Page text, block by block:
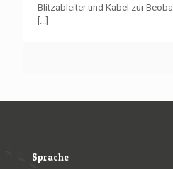
Blitzableiter und Kabel zur
[...]
Sprache